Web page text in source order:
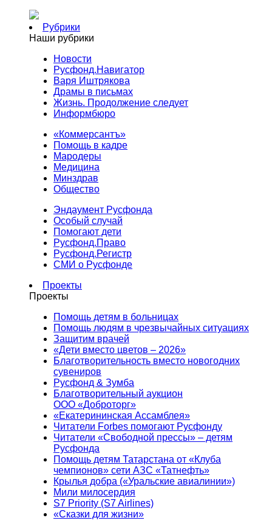
Рубрики
Наши рубрики
Новости
Русфонд.Навигатор
Варя Иштрякова
Драмы в письмах
Жизнь. Продолжение следует
Информбюро
«Коммерсантъ»
Помощь в кадре
Мародеры
Медицина
Минздрав
Общество
Эндаумент Русфонда
Особый случай
Помогают дети
Русфонд.Право
Русфонд.Регистр
СМИ о Русфонде
Проекты
Проекты
Помощь детям в больницах
Помощь людям в чрезвычайных ситуациях
Защитим врачей
«Дети вместо цветов – 2026»
Благотворительность вместо новогодних
сувениров
Русфонд & Зумба
Благотворительный аукцион
ООО «Доброторг»
«Екатерининская Ассамблея»
Читатели Forbes помогают Русфонду
Читатели «Свободной прессы» – детям
Русфонда
Помощь детям Татарстана от «Клуба
чемпионов» сети АЗС «Татнефть»
Крылья добра («Уральские авиалинии»)
Мили милосердия
S7 Priority (S7 Airlines)
«Сказки для жизни»